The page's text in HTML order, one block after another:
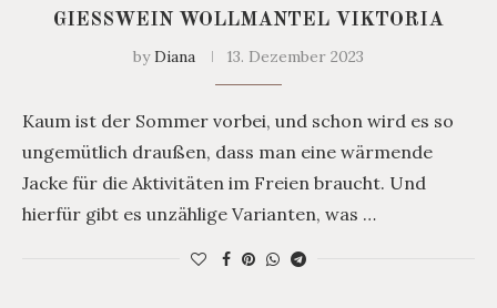
GIESSWEIN WOLLMANTEL VIKTORIA
byDiana 13. Dezember 2023
Kaum ist der Sommer vorbei, und schon wird es so
ungemütlich draußen, dass man eine wärmende
Jacke für die Aktivitäten im Freien braucht. Und
hierfür gibt es unzählige Varianten, was …